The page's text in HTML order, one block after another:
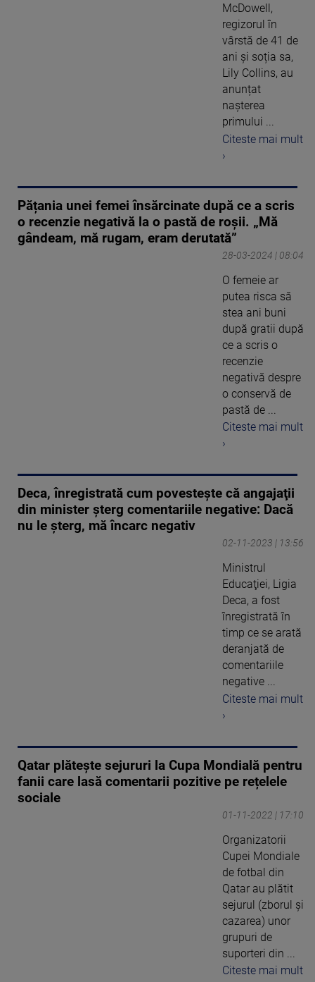
McDowell,
regizorul în
vârstă de 41 de
ani și soția sa,
Lily Collins, au
anunțat
nașterea
primului ...
Citeste mai mult
›
Pățania unei femei însărcinate după ce a scris
o recenzie negativă la o pastă de roșii. „Mă
gândeam, mă rugam, eram derutată”
28-03-2024 | 08:04
O femeie ar
putea risca să
stea ani buni
după gratii după
ce a scris o
recenzie
negativă despre
o conservă de
pastă de ...
Citeste mai mult
›
Deca, înregistrată cum povesteşte că angajaţii
din minister şterg comentariile negative: Dacă
nu le șterg, mă încarc negativ
02-11-2023 | 13:56
Ministrul
Educaţiei, Ligia
Deca, a fost
înregistrată în
timp ce se arată
deranjată de
comentariile
negative ...
Citeste mai mult
›
Qatar plătește sejururi la Cupa Mondială pentru
fanii care lasă comentarii pozitive pe rețelele
sociale
01-11-2022 | 17:10
Organizatorii
Cupei Mondiale
de fotbal din
Qatar au plătit
sejurul (zborul şi
cazarea) unor
grupuri de
suporteri din ...
Citeste mai mult